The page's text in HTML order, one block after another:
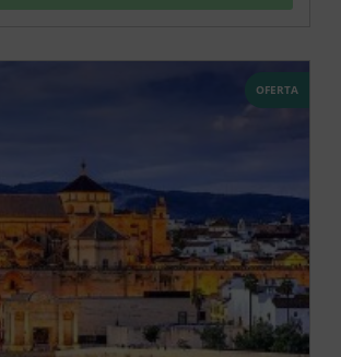
OFERTA